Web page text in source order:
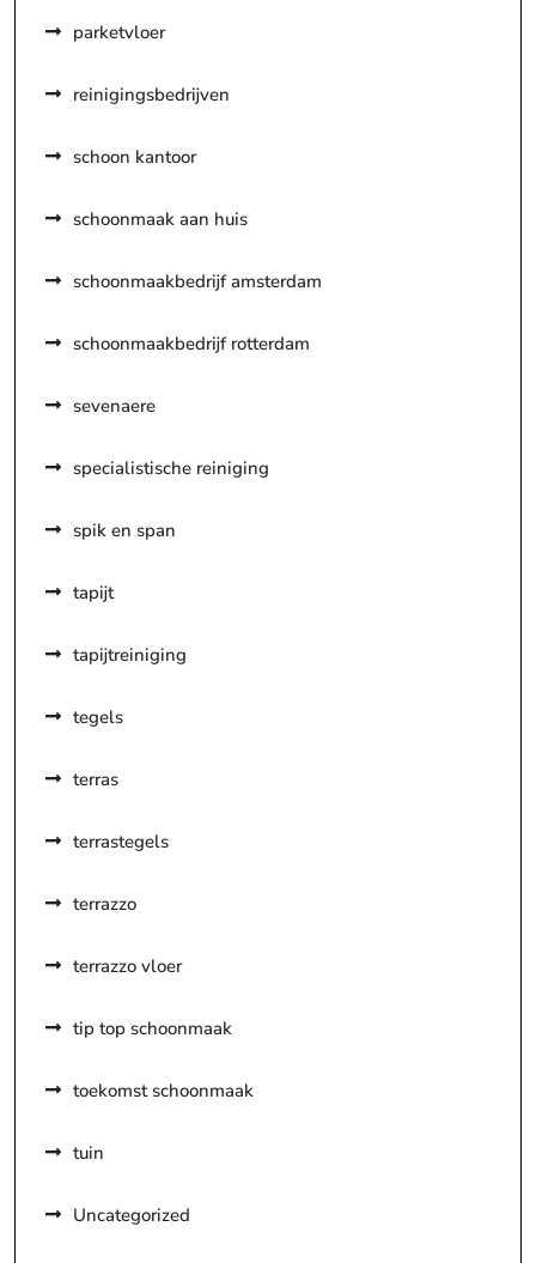
parketvloer
reinigingsbedrijven
schoon kantoor
schoonmaak aan huis
schoonmaakbedrijf amsterdam
schoonmaakbedrijf rotterdam
sevenaere
specialistische reiniging
spik en span
tapijt
tapijtreiniging
tegels
terras
terrastegels
terrazzo
terrazzo vloer
tip top schoonmaak
toekomst schoonmaak
tuin
Uncategorized